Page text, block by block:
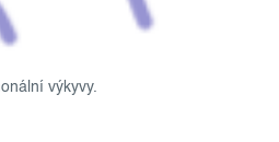
výkyvy.